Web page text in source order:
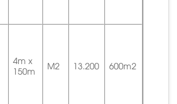
4m x
150m
M2 13.200 600m2